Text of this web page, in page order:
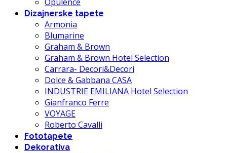
Opulence
Dizajnerske tapete
Armonia
Blumarine
Graham & Brown
Graham & Brown Hotel Selection
Carrara- Decori&Decori
Dolce & Gabbana CASA
INDUSTRIE EMILIANA Hotel Selection
Gianfranco Ferre
VOYAGE
Roberto Cavalli
Fototapete
Dekorativa